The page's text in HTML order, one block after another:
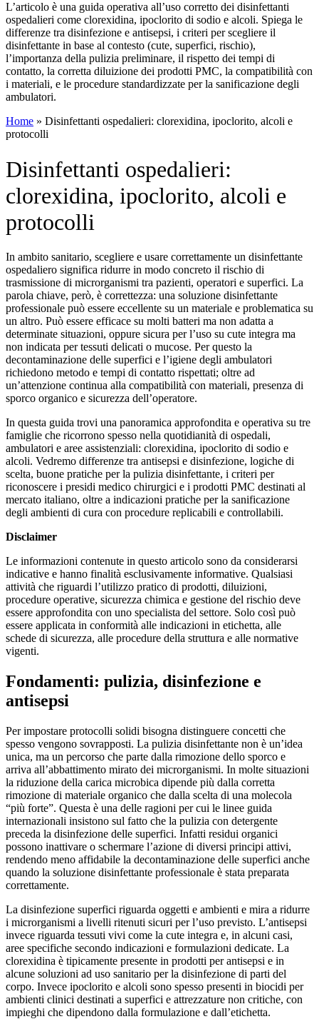
L’articolo è una guida operativa all’uso corretto dei disinfettanti
ospedalieri come clorexidina, ipoclorito di sodio e alcoli. Spiega le
differenze tra disinfezione e antisepsi, i criteri per scegliere il
disinfettante in base al contesto (cute, superfici, rischio),
l’importanza della pulizia preliminare, il rispetto dei tempi di
contatto, la corretta diluizione dei prodotti PMC, la compatibilità con
i materiali, e le procedure standardizzate per la sanificazione degli
ambulatori.
Home » Disinfettanti ospedalieri: clorexidina, ipoclorito, alcoli e
protocolli
Disinfettanti ospedalieri:
clorexidina, ipoclorito, alcoli e
protocolli
In ambito sanitario, scegliere e usare correttamente un disinfettante
ospedaliero significa ridurre in modo concreto il rischio di
trasmissione di microrganismi tra pazienti, operatori e superfici. La
parola chiave, però, è correttezza: una soluzione disinfettante
professionale può essere eccellente su un materiale e problematica su
un altro. Può essere efficace su molti batteri ma non adatta a
determinate situazioni, oppure sicura per l’uso su cute integra ma
non indicata per tessuti delicati o mucose. Per questo la
decontaminazione delle superfici e l’igiene degli ambulatori
richiedono metodo e tempi di contatto rispettati; oltre ad
un’attenzione continua alla compatibilità con materiali, presenza di
sporco organico e sicurezza dell’operatore.
In questa guida trovi una panoramica approfondita e operativa su tre
famiglie che ricorrono spesso nella quotidianità di ospedali,
ambulatori e aree assistenziali: clorexidina, ipoclorito di sodio e
alcoli. Vedremo differenze tra antisepsi e disinfezione, logiche di
scelta, buone pratiche per la pulizia disinfettante, i criteri per
riconoscere i presidi medico chirurgici e i prodotti PMC destinati al
mercato italiano, oltre a indicazioni pratiche per la sanificazione
degli ambienti di cura con procedure replicabili e controllabili.
Disclaimer
Le informazioni contenute in questo articolo sono da considerarsi
indicative e hanno finalità esclusivamente informative. Qualsiasi
attività che riguardi l’utilizzo pratico di prodotti, diluizioni,
procedure operative, sicurezza chimica e gestione del rischio deve
essere approfondita con uno specialista del settore. Solo così può
essere applicata in conformità alle indicazioni in etichetta, alle
schede di sicurezza, alle procedure della struttura e alle normative
vigenti.
Fondamenti: pulizia, disinfezione e
antisepsi
Per impostare protocolli solidi bisogna distinguere concetti che
spesso vengono sovrapposti. La pulizia disinfettante non è un’idea
unica, ma un percorso che parte dalla rimozione dello sporco e
arriva all’abbattimento mirato dei microrganismi. In molte situazioni
la riduzione della carica microbica dipende più dalla corretta
rimozione di materiale organico che dalla scelta di una molecola
“più forte”. Questa è una delle ragioni per cui le linee guida
internazionali insistono sul fatto che la pulizia con detergente
preceda la disinfezione delle superfici. Infatti residui organici
possono inattivare o schermare l’azione di diversi principi attivi,
rendendo meno affidabile la decontaminazione delle superfici anche
quando la soluzione disinfettante professionale è stata preparata
correttamente.
La disinfezione superfici riguarda oggetti e ambienti e mira a ridurre
i microrganismi a livelli ritenuti sicuri per l’uso previsto. L’antisepsi
invece riguarda tessuti vivi come la cute integra e, in alcuni casi,
aree specifiche secondo indicazioni e formulazioni dedicate. La
clorexidina è tipicamente presente in prodotti per antisepsi e in
alcune soluzioni ad uso sanitario per la disinfezione di parti del
corpo. Invece ipoclorito e alcoli sono spesso presenti in biocidi per
ambienti clinici destinati a superfici e attrezzature non critiche, con
impieghi che dipendono dalla formulazione e dall’etichetta.